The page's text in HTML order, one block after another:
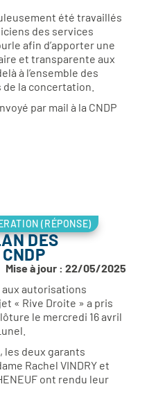
été travaillés
des services
afin d’apporter une
et transparente aux
à l’ensemble des
la concertation.
par mail à la CNDP
(RÉPONSE)
DES
Mise à jour : 22/05/2025
autorisations
« Rive Droite » a pris
le mercredi 16 avril
les deux garants
Rachel VINDRY et
ont rendu leur